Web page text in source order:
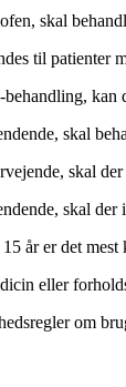
skal
til patienter
kan
skal
skal
skal
år er det
eller
om